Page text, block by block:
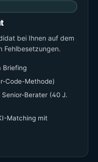
bei Ihnen auf dem
Fehlbesetzungen.
Briefing
Code-Methode)
Berater (40 J.
Matching mit